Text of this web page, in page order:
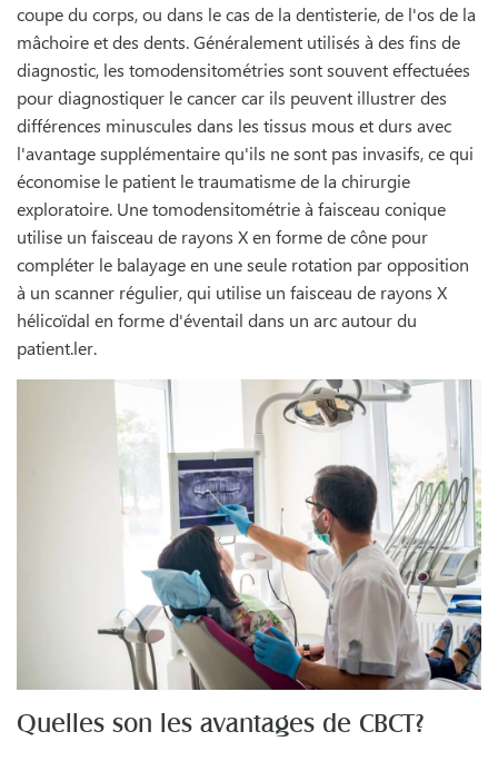
coupe du corps, ou dans le cas de la dentisterie, de l'os de la
mâchoire et des dents. Généralement utilisés à des fins de
diagnostic, les tomodensitométries sont souvent effectuées
pour diagnostiquer le cancer car ils peuvent illustrer des
différences minuscules dans les tissus mous et durs avec
l'avantage supplémentaire qu'ils ne sont pas invasifs, ce qui
économise le patient le traumatisme de la chirurgie
exploratoire. Une tomodensitométrie à faisceau conique
utilise un faisceau de rayons X en forme de cône pour
compléter le balayage en une seule rotation par opposition
à un scanner régulier, qui utilise un faisceau de rayons X
hélicoïdal en forme d'éventail dans un arc autour du
patient.ler.
Quelles son les avantages de CBCT?